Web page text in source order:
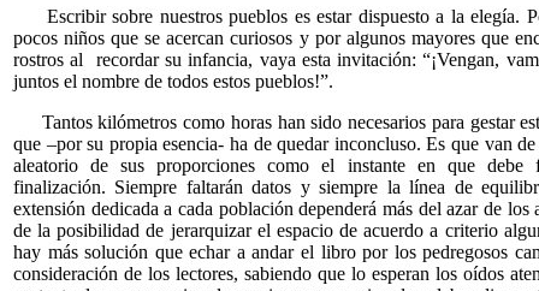
Escribir sobre nuestros pueblos es estar dispuesto a la elegía.
pocos niños que se acercan curiosos y por algunos mayores que
rostros al recordar su infancia, vaya esta invitación: “¡Vengan,
juntos el nombre de todos estos pueblos!”.
Tantos kilómetros como horas han sido necesarios para gestar
que –por su propia esencia- ha de quedar inconcluso. Es que van
aleatorio de sus proporciones como el instante en que debe
finalización. Siempre faltarán datos y siempre la línea de
extensión dedicada a cada población dependerá más del azar de los
de la posibilidad de jerarquizar el espacio de acuerdo a criterio
hay más solución que echar a andar el libro por los pedregosos
consideración de los lectores, sabiendo que lo esperan los oídos